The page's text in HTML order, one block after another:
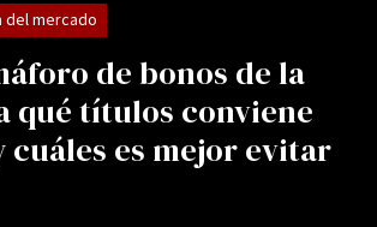
de bonos de la
qué títulos conviene
cuáles es mejor evitar
del mercado